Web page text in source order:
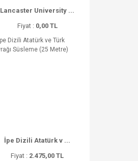
Lancaster University ...
Fiyat : 0,00 TL
İpe Dizili Atatürk v ...
Fiyat : 2.475,00 TL